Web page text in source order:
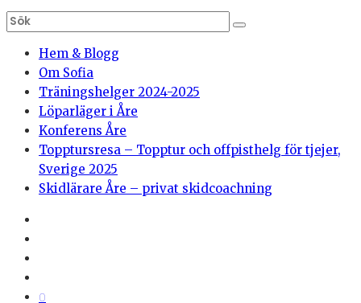
Hem & Blogg
Om Sofia
Träningshelger 2024-2025
Löparläger i Åre
Konferens Åre
Topptursresa – Topptur och offpisthelg för tjejer,
Sverige 2025
Skidlärare Åre – privat skidcoachning
0